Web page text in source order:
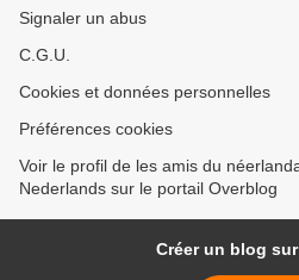
Signaler un abus
C.G.U.
Cookies et données personnelles
Préférences cookies
Voir le profil de les amis du
Nederlands sur le portail Overblog
Créer un blog